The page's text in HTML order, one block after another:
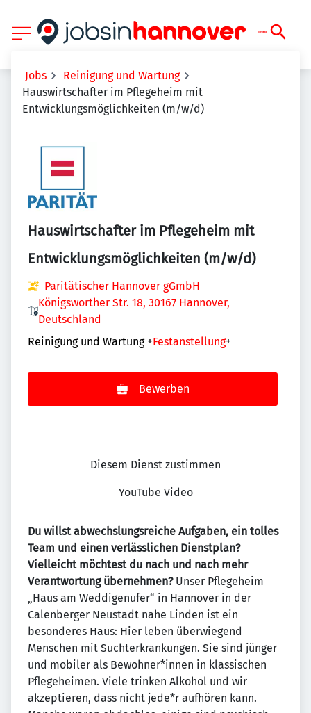
Jobs
Reinigung und Wartung
Hauswirtschafter im Pflegeheim mit
Entwicklungsmöglichkeiten (m/w/d)
Hauswirtschafter im Pflegeheim mit
Entwicklungsmöglichkeiten (m/w/d)
Paritätischer Hannover gGmbH
Königsworther Str. 18, 30167 Hannover,
Deutschland
Reinigung und Wartung +Festanstellung+
Bewerben
Diesem Dienst zustimmen
YouTube Video
Du willst abwechslungsreiche Aufgaben, ein tolles
Team und einen verlässlichen Dienstplan?
Vielleicht möchtest du nach und nach mehr
Verantwortung übernehmen? Unser Pflegeheim
„Haus am Weddigenufer“ in Hannover in der
Calenberger Neustadt nahe Linden ist ein
besonderes Haus: Hier leben überwiegend
Menschen mit Suchterkrankungen. Sie sind jünger
und mobiler als Bewohner*innen in klassischen
Pflegeheimen. Viele trinken Alkohol und wir
akzeptieren, dass nicht jede*r aufhören kann.